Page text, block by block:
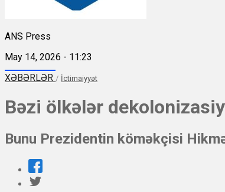
ANS Press
May 14, 2026 - 11:23
XƏBƏRLƏR / İctimaiyyət
Bəzi ölkələr
Bunu Prezidentin köməkçisi